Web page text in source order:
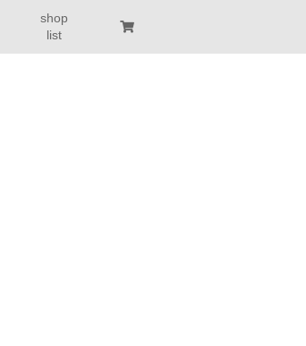
shop
list